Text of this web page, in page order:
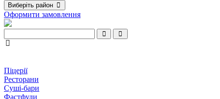
Виберіть район
Оформити замовлення
Піцерії
Ресторани
Суші-бари
Фастфуди